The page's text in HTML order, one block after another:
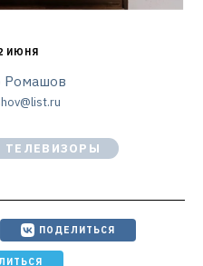
ИЮНЯ
Ромашов
ТЕЛЕВИЗОРЫ
ПОДЕЛИТЬСЯ